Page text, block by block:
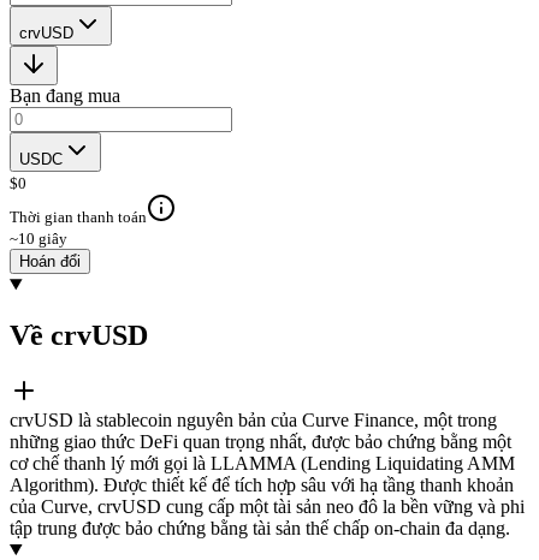
crvUSD
Bạn đang mua
USDC
$0
Thời gian thanh toán
~10 giây
Hoán đổi
Về crvUSD
crvUSD là stablecoin nguyên bản của Curve Finance, một trong
những giao thức DeFi quan trọng nhất, được bảo chứng bằng một
cơ chế thanh lý mới gọi là LLAMMA (Lending Liquidating AMM
Algorithm). Được thiết kế để tích hợp sâu với hạ tầng thanh khoản
của Curve, crvUSD cung cấp một tài sản neo đô la bền vững và phi
tập trung được bảo chứng bằng tài sản thế chấp on-chain đa dạng.